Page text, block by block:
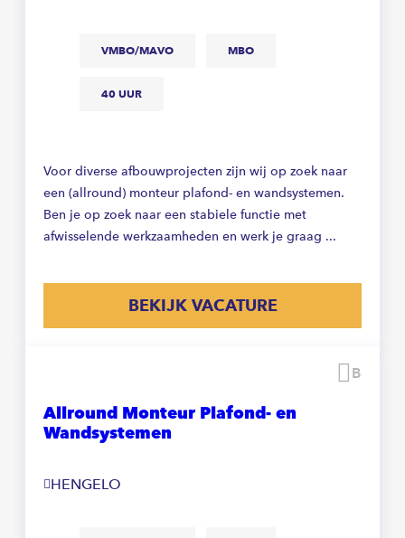
VMBO/MAVO MBO
40 UUR
Voor diverse afbouwprojecten zijn wij op zoek naar
een (allround) monteur plafond- en wandsystemen.
Ben je op zoek naar een stabiele functie met
afwisselende werkzaamheden en werk je graag ...
BEKIJK VACATURE
Allround Monteur Plafond- en
Wandsystemen
HENGELO